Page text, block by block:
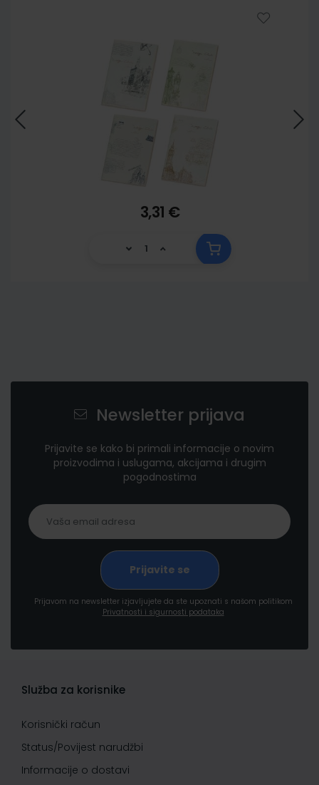
3,31 €
Newsletter prijava
Prijavite se kako bi primali informacije o novim
proizvodima i uslugama, akcijama i drugim
pogodnostima
Prijavom na newsletter izjavljujete da ste upoznati s našom politikom
Privatnosti i sigurnosti podataka
Služba za korisnike
Korisnički račun
Status/Povijest narudžbi
Informacije o dostavi